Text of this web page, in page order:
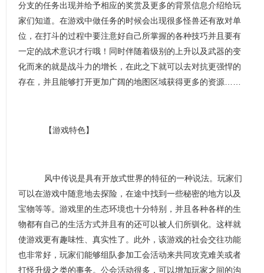
分支的任务出现并给予相应的奖赏及更多的背景信息介绍给玩
家们知道。在游戏中做任务的时候会出现很多怪兽还有敌对单
位，在打斗的过程中要注意好自己所掌握的各种技巧并且要有
一定的战术意识才行哦！同时伴随着级别的上升以及武器的变
化而来的就是战斗力的增长，在此之下就可以去对抗更强悍的
存在，并且能够打开更加广阔的地图区域获得更多的资源……
【游戏特色】
风中传说是具有开放式世界的特征的一种说法。玩家们
可以在游戏中随意地去探险，在途中找到一些秘密的地方以及
宝物等等。游戏里的生态环境也十分特别，并且各种各样的生
物都有自己的生活方式并且有的还可以被人们所驯化。这样就
使游戏更有趣味性、真实性了。此外，该游戏的社会交往功能
也非常好，玩家们能够组队参加工会活动来共同攻克难关或者
打怪升级之类的事务。公会活动很多，可以增加玩家之间的沟